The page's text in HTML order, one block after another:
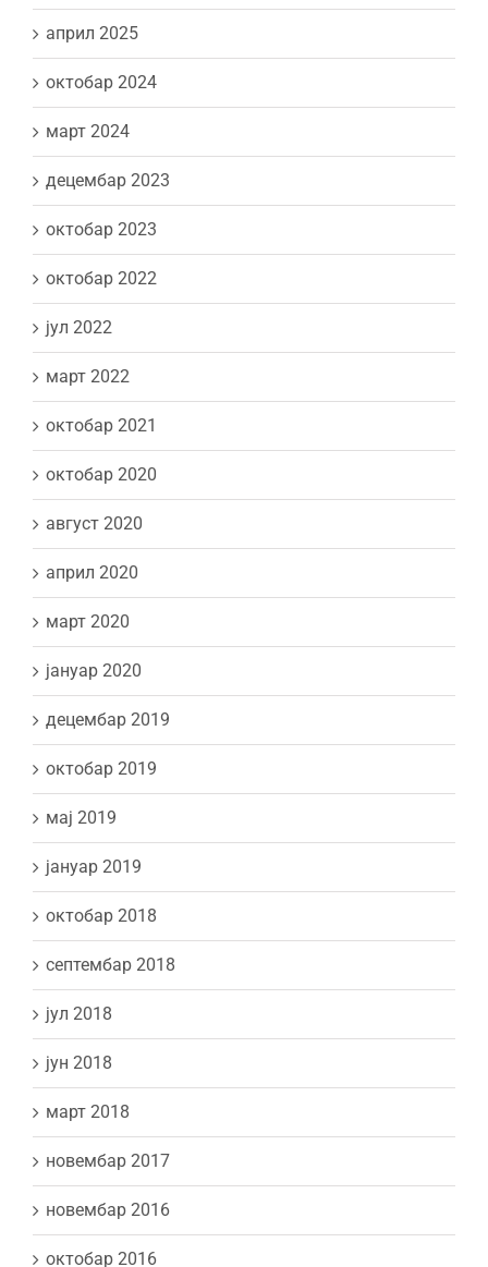
април 2025
октобар 2024
март 2024
децембар 2023
октобар 2023
октобар 2022
јул 2022
март 2022
октобар 2021
октобар 2020
август 2020
април 2020
март 2020
јануар 2020
децембар 2019
октобар 2019
мај 2019
јануар 2019
октобар 2018
септембар 2018
јул 2018
јун 2018
март 2018
новембар 2017
новембар 2016
октобар 2016